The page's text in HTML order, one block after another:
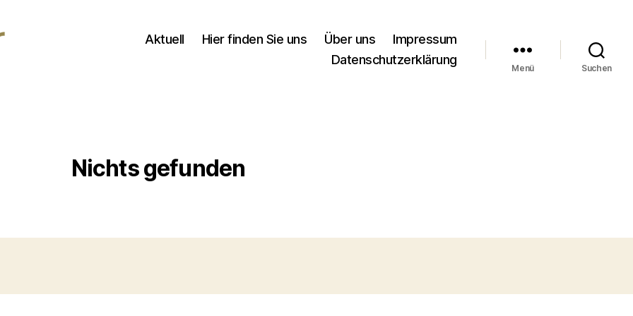
Aktuell Hier finden Sie uns Über uns
Impressum
Datenschutzerklärung
Menü Suchen
Nichts gefunden